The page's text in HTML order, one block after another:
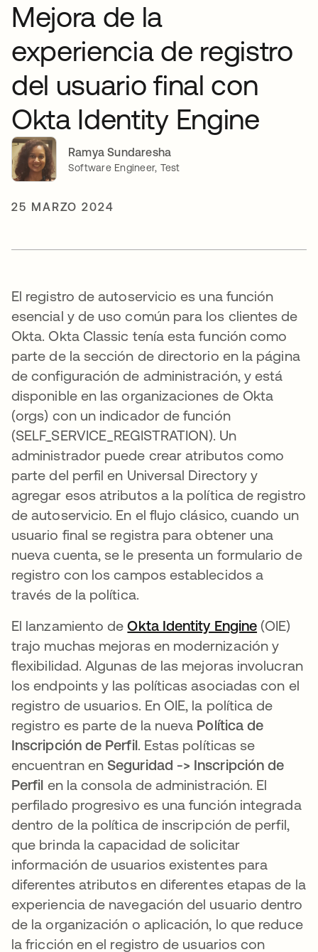
Mejora de la
experiencia de registro
del usuario final con
Okta Identity Engine
Ramya Sundaresha
Software Engineer, Test
25 MARZO 2024
El registro de autoservicio es una función
esencial y de uso común para los clientes de
Okta. Okta Classic tenía esta función como
parte de la sección de directorio en la página
de configuración de administración, y está
disponible en las organizaciones de Okta
(orgs) con un indicador de función
(SELF_SERVICE_REGISTRATION). Un
administrador puede crear atributos como
parte del perfil en Universal Directory y
agregar esos atributos a la política de registro
de autoservicio. En el flujo clásico, cuando un
usuario final se registra para obtener una
nueva cuenta, se le presenta un formulario de
registro con los campos establecidos a
través de la política.
El lanzamiento deOkta Identity Engine se abre
(OIE)
trajo muchas mejoras en modernización y
flexibilidad. Algunas de las mejoras involucran
los endpoints y las políticas asociadas con el
registro de usuarios. En OIE, la política de
registro es parte de la nueva Política de
Inscripción de Perfil. Estas políticas se
encuentran en Seguridad -> Inscripción de
Perfil en la consola de administración. El
perfilado progresivo es una función integrada
dentro de la política de inscripción de perfil,
que brinda la capacidad de solicitar
información de usuarios existentes para
diferentes atributos en diferentes etapas de la
experiencia de navegación del usuario dentro
de la organización o aplicación, lo que reduce
la fricción en el registro de usuarios con